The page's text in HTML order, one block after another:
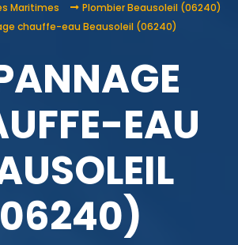
Maritimes
Plombier Beausoleil (06240)
chauffe-eau Beausoleil (06240)
EAU